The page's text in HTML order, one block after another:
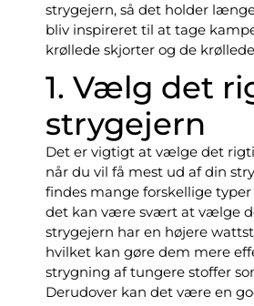
strygejern, så det holder
bliv inspireret til at tage
krøllede skjorter og de
1. Vælg det
strygejern
Det er vigtigt at vælge det
når du vil få mest ud af din
findes mange forskellige typer
det kan være svært at vælge
strygejern har en højere
hvilket kan gøre dem mere
strygning af tungere stoffer
Derudover kan det være en